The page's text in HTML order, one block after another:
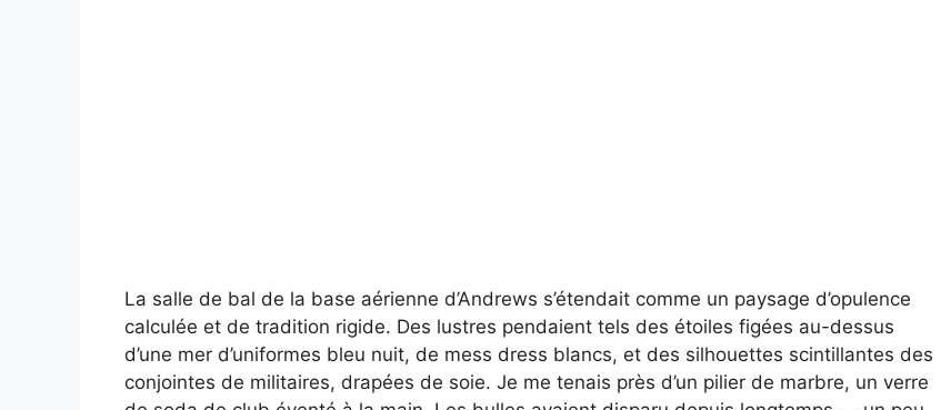
La salle de bal de la base aérienne d’Andrews s’étendait comme un paysage d’opulence
calculée et de tradition rigide. Des lustres pendaient tels des étoiles figées au-dessus
d’une mer d’uniformes bleu nuit, de mess dress blancs, et des silhouettes scintillantes des
conjointes de militaires, drapées de soie. Je me tenais près d’un pilier de marbre, un verre